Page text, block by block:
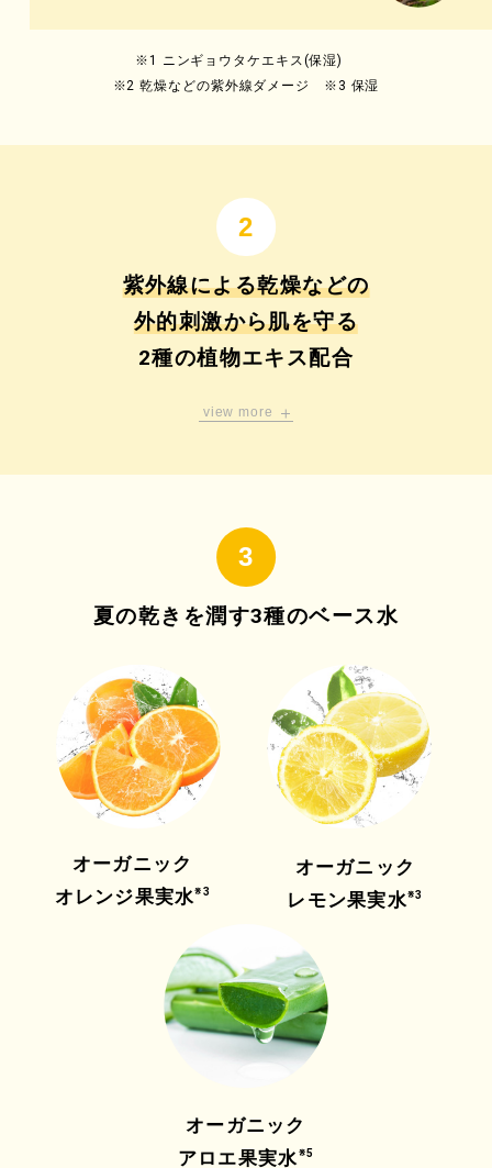
※1 ニンギョウタケエキス(保湿)
※2 乾燥などの紫外線ダメージ ※3 保湿
紫外線による乾燥などの
外的刺激から肌を守る
2種の植物エキス配合
乾燥などの外的刺激から肌を守る効果があるツバキ花エ
ツバキ花エキス※3
ツバキの花びらは抗酸化や抗菌作用のある、プロト
カテク酸と呼ばれる成分を200ppm以上含んでお
があります。
view more
夏の乾きを潤す3種のベース水
オーガニック
オレンジ果実水※3
オーガニック
レモン果実水※3
オーガニック
アロエ果実水※5